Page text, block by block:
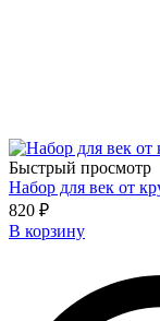
Быстрый просмотр
Набор для век от
820 ₽
В корзину